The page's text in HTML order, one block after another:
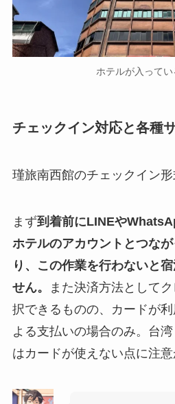
ホテルが入ってい
チェックイン対応と各種
瑾旅南西館のチェックイン形
まず到着前にLINEや
ホテルのアカウントとつな
り、この作業を行わないと
せん。
また決済方法として
択できるものの、カードが
よる支払いの場合のみ。台
はカードが使えない点に注意